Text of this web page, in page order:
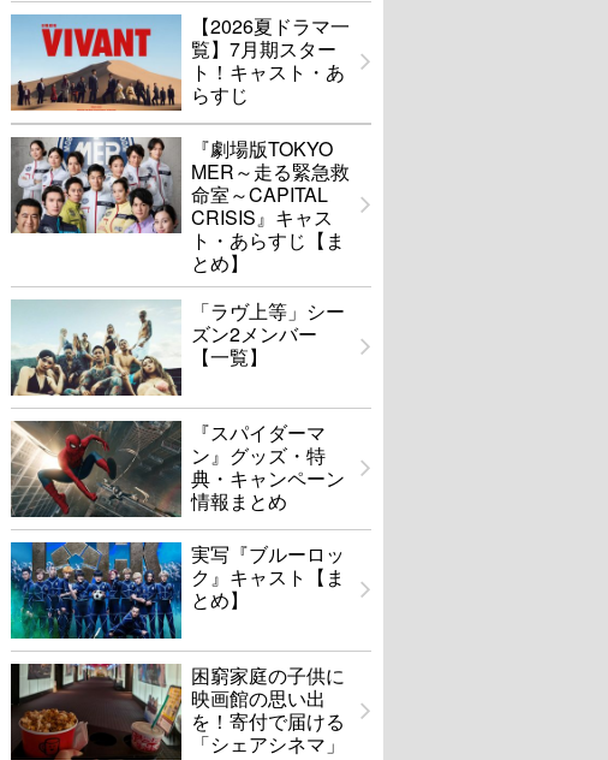
【2026夏ドラマ一
覧】7月期スター
ト！キャスト・あ
らすじ
『劇場版TOKYO
MER～走る緊急救
命室～CAPITAL
CRISIS』キャス
ト・あらすじ【ま
とめ】
「ラヴ上等」シー
ズン2メンバー
【一覧】
『スパイダーマ
ン』グッズ・特
典・キャンペーン
情報まとめ
実写『ブルーロッ
ク』キャスト【ま
とめ】
困窮家庭の子供に
映画館の思い出
を！寄付で届ける
「シェアシネマ」